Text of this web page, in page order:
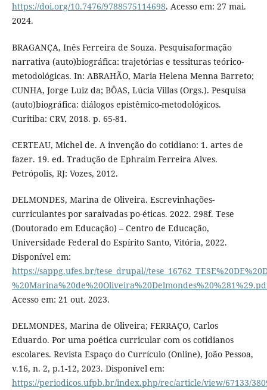
https://doi.org/10.7476/9788575114698. Acesso em: 27 mai.
2024.
BRAGANÇA, Inês Ferreira de Souza. Pesquisaformação
narrativa (auto)biográfica: trajetórias e tessituras teórico-
metodológicas. In: ABRAHÃO, Maria Helena Menna Barreto;
CUNHA, Jorge Luiz da; BÔAS, Lúcia Villas (Orgs.). Pesquisa
(auto)biográfica: diálogos epistêmico-metodológicos.
Curitiba: CRV, 2018. p. 65-81.
CERTEAU, Michel de. A invenção do cotidiano: 1. artes de
fazer. 19. ed. Tradução de Ephraim Ferreira Alves.
Petrópolis, RJ: Vozes, 2012.
DELMONDES, Marina de Oliveira. Escrevinhações-
curriculantes por saraivadas po-éticas. 2022. 298f. Tese
(Doutorado em Educação) – Centro de Educação,
Universidade Federal do Espírito Santo, Vitória, 2022.
Disponível em:
https://sappg.ufes.br/tese_drupal//
Acesso em: 21 out. 2023.
DELMONDES, Marina de Oliveira; FERRAÇO, Carlos
Eduardo. Por uma poética curricular com os cotidianos
escolares. Revista Espaço do Currículo (Online), João Pessoa,
v.16, n. 2, p.1-12, 2023. Disponível em:
https://periodicos.ufpb.br/index.php/rec/article/view/67133/